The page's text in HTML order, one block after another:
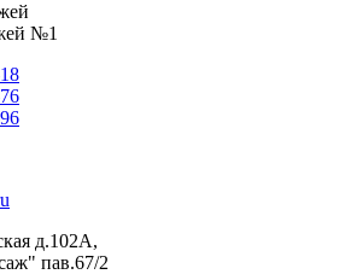
№1
д.102А,
пав.67/2